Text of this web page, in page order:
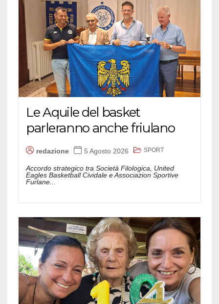
Le Aquile del basket
parleranno anche friulano
redazione 5 Agosto 2026 SPORT
Accordo strategico tra Società Filologica, United
Eagles Basketball Cividale e Associazion Sportive
Furlane...